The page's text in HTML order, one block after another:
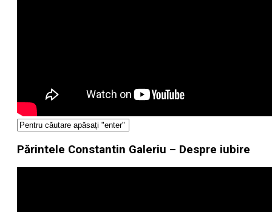
Părintele Constantin Galeriu – Despre iubire